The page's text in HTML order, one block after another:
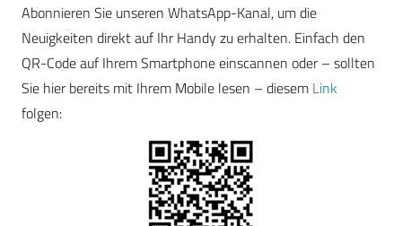
Abonnieren Sie unseren WhatsApp-Kanal, um die
Neuigkeiten direkt auf Ihr Handy zu erhalten. Einfach den
QR-Code auf Ihrem Smartphone einscannen oder – sollten
Sie hier bereits mit Ihrem Mobile lesen – diesem Link
folgen: